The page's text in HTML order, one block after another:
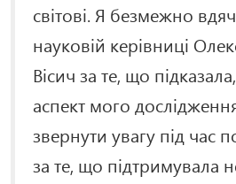
світові. Я безмежно
науковій керівниці
Вісич за те, що
аспект мого
звернути увагу під час
за те, що підтримувала